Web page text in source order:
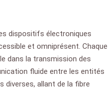
dispositifs électroniques
et omniprésent. Chaque
dans la transmission des
fluide entre les entités
diverses, allant de la fibre